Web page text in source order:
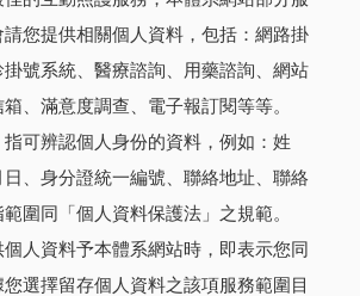
您提供相關個人資料，包括：網路掛
號系統、醫療諮詢、用藥諮詢、網站
、滿意度調查、電子報訂閱等等。
指可辨認個人身份的資料，例如：姓
、身分證統一編號、聯絡地址、聯絡
圍同「個人資料保護法」之規範。
人資料予本體系網站時，即表示您同
選擇留存個人資料之該項服務範圍目